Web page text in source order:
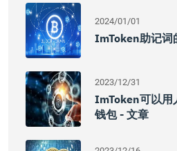
2024/01/01
ImToken助记词
2023/12/31
ImToken可以用
钱包 - 文章